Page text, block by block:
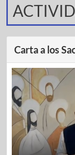
Carta a los